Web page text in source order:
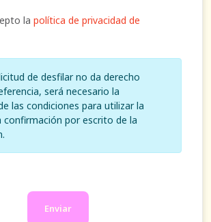
la política de privacidad de
de desfilar no da derecho
será necesario la
las condiciones para utilizar la
confirmación por escrito de la
Enviar